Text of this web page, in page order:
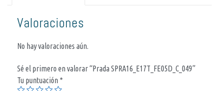
Valoraciones
No hay valoraciones aún.
Sé el primero en valorar “Prada SPRA16_E17T_FE05D_C_049”
Tu puntuación *